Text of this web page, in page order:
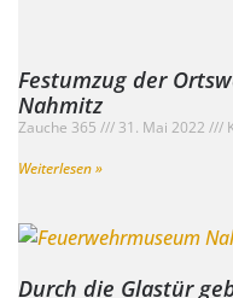
Festumzug der
Nahmitz
Zauche 365 31. Mai 2022
Weiterlesen »
Durch die Glastür